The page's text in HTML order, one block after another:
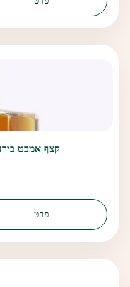
קצף אמבט בירה 200 מ"ל (בבקבוק
פרט